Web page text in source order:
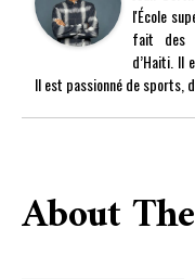
l'École
fait des
d’Haiti. Il
Il est passionné de sports,
About